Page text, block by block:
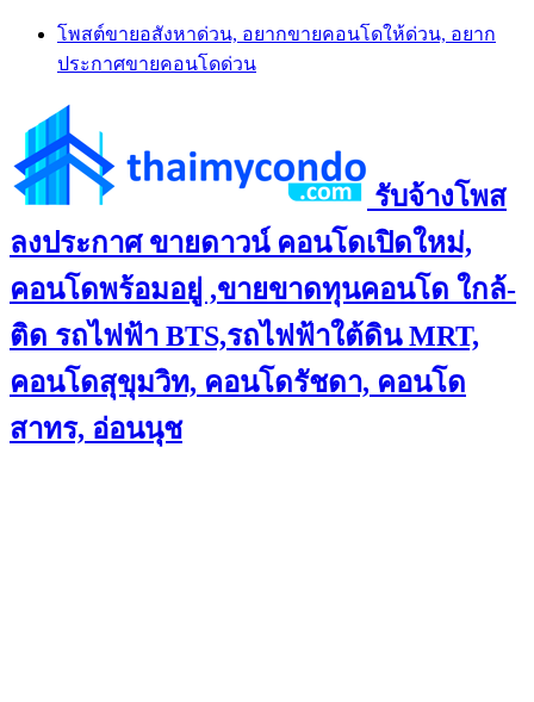
Skip
content
โพสต์ขายอสังหาด่วน, อยากขายคอนโดให้ด่วน, อยาก
ประกาศขายคอนโดด่วน
รับจ้างโพส
ลงประกาศ ขายดาวน์ คอนโดเปิดใหม่,
คอนโดพร้อมอยู่ ,ขายขาดทุนคอนโด ใกล้-
ติด รถไฟฟ้า BTS,รถไฟฟ้าใต้ดิน MRT,
คอนโดสุขุมวิท, คอนโดรัชดา, คอนโด
สาทร, อ่อนนุช